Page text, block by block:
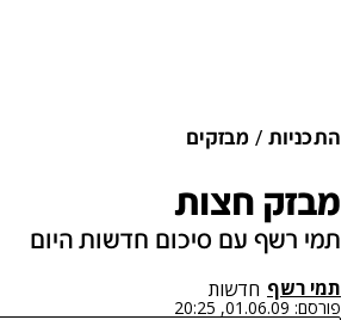
התכניות מבזקים
מבזק חצות
תמי רשף עם סיכום חדשות היום
תמי רשף חדשות
פורסם: 01.06.09, 20:25